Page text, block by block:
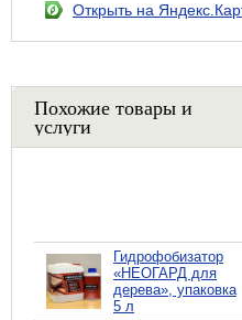
Открыть на
Похожие товары и
услуги
Гидрофобизатор
«НЕОГАРД для
дерева», упаковка
5 л